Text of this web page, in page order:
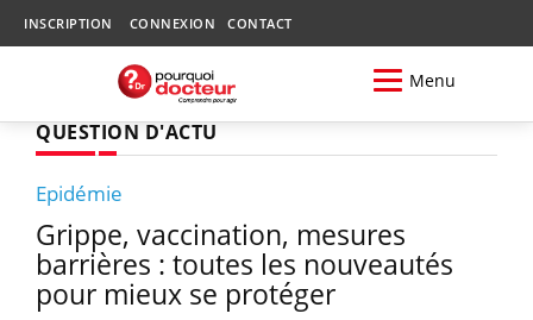
INSCRIPTION CONNEXION CONTACT
Menu
QUESTION D'ACTU
Epidémie
Grippe, vaccination, mesures
barrières : toutes les nouveautés
pour mieux se protéger